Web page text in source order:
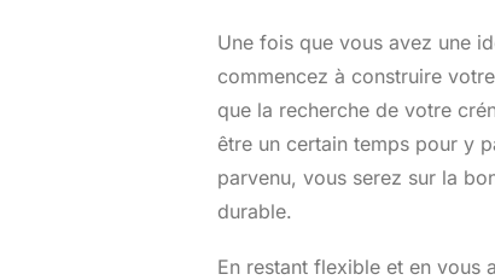
Une fois que vous avez une
commencez à construire
que la recherche de votre
être un certain temps pour y
parvenu, vous serez sur la
durable.
En restant flexible et en vous